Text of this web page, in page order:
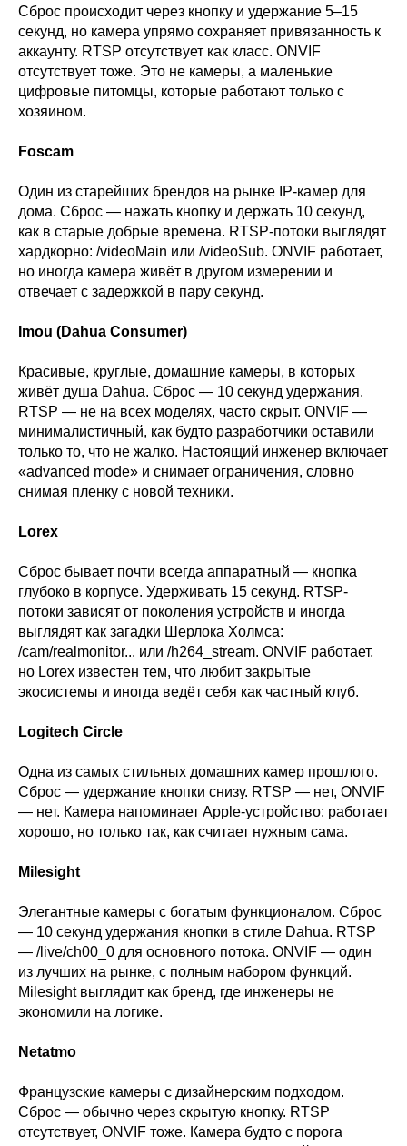
Сброс происходит через кнопку и удержание 5–15
секунд, но камера упрямо сохраняет привязанность к
аккаунту. RTSP отсутствует как класс. ONVIF
отсутствует тоже. Это не камеры, а маленькие
цифровые питомцы, которые работают только с
хозяином.
Foscam
Один из старейших брендов на рынке IP-камер для
дома. Сброс — нажать кнопку и держать 10 секунд,
как в старые добрые времена. RTSP-потоки выглядят
хардкорно: /videoMain или /videoSub. ONVIF работает,
но иногда камера живёт в другом измерении и
отвечает с задержкой в пару секунд.
Imou (Dahua Consumer)
Красивые, круглые, домашние камеры, в которых
живёт душа Dahua. Сброс — 10 секунд удержания.
RTSP — не на всех моделях, часто скрыт. ONVIF —
минималистичный, как будто разработчики оставили
только то, что не жалко. Настоящий инженер включает
«advanced mode» и снимает ограничения, словно
снимая пленку с новой техники.
Lorex
Сброс бывает почти всегда аппаратный — кнопка
глубоко в корпусе. Удерживать 15 секунд. RTSP-
потоки зависят от поколения устройств и иногда
выглядят как загадки Шерлока Холмса:
/cam/realmonitor... или /h264_stream. ONVIF работает,
но Lorex известен тем, что любит закрытые
экосистемы и иногда ведёт себя как частный клуб.
Logitech Circle
Одна из самых стильных домашних камер прошлого.
Сброс — удержание кнопки снизу. RTSP — нет, ONVIF
— нет. Камера напоминает Apple-устройство: работает
хорошо, но только так, как считает нужным сама.
Milesight
Элегантные камеры с богатым функционалом. Сброс
— 10 секунд удержания кнопки в стиле Dahua. RTSP
— /live/ch00_0 для основного потока. ONVIF — один
из лучших на рынке, с полным набором функций.
Milesight выглядит как бренд, где инженеры не
экономили на логике.
Netatmo
Французские камеры с дизайнерским подходом.
Сброс — обычно через скрытую кнопку. RTSP
отсутствует, ONVIF тоже. Камера будто с порога